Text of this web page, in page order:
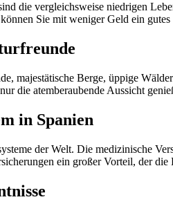
die vergleichsweise niedrigen
Sie mit weniger Geld ein
majestätische Berge, üppige
die atemberaubende Aussicht
in Spanien
der Welt. Die medizinische
ein großer Vorteil, der die